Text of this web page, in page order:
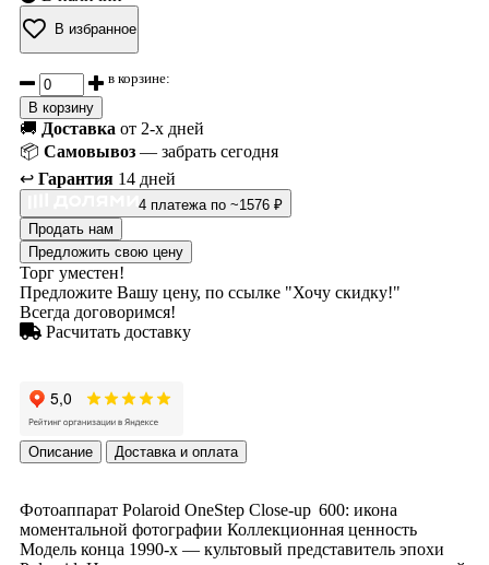
В избранное
в корзине:
В корзину
🚚 Доставка от 2-х дней
📦 Самовывоз — забрать сегодня
↩️ Гарантия 14 дней
4 платежа по ~1576 ₽
Продать нам
Предложить свою цену
Торг уместен!
Предложите Вашу цену, по ссылке "Хочу скидку!"
Всегда договоримся!
Расчитать доставку
Описание Доставка и оплата
Фотоаппарат Polaroid OneStep Close‑up 600: икона
моментальной фотографии Коллекционная ценность
Модель конца 1990‑х — культовый представитель эпохи